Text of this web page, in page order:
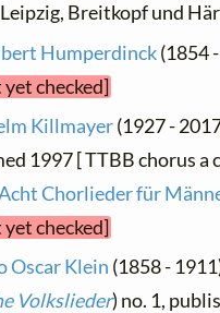
Breitkopf und
Humperdinck(1854
checked]
Killmayer(1927 -
1997 [ TTBB chorus a
Chorlieder für
checked]
Oscar Klein (1858 -
Volkslieder) no. 1,